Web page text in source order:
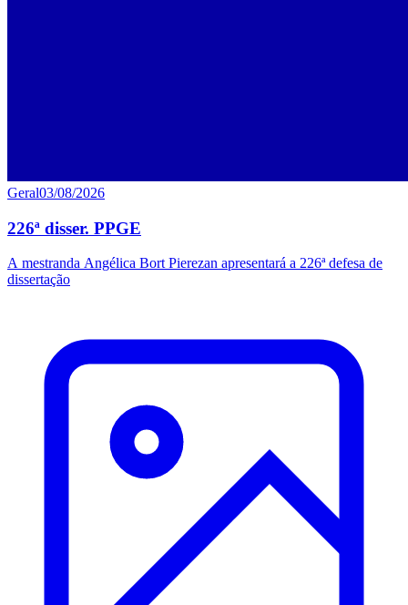
Geral03/08/2026
226ª disser. PPGE
A mestranda Angélica Bort Pierezan apresentará a 226ª defesa de
dissertação